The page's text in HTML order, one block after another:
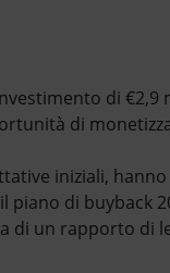
di €2,9
di
iniziali,
di buyback
di un rapporto di